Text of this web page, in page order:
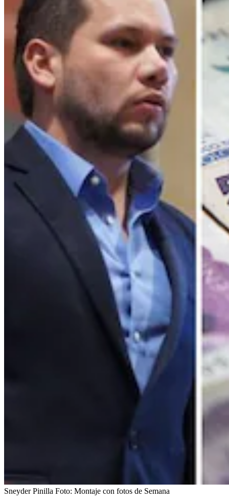
Sneyder Pinilla Foto: Montaje con fotos de Semana